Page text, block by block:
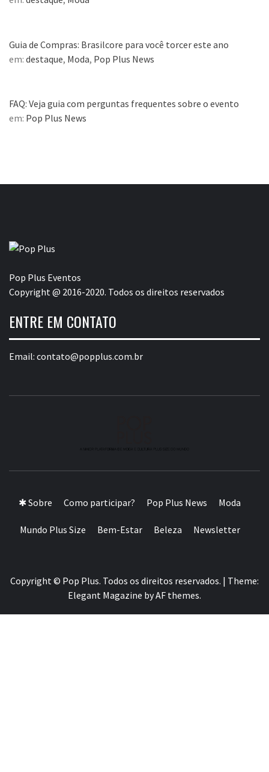
Guia de Compras: Brasilcore para você torcer este ano
em: destaque, Moda, Pop Plus News
FAQ: Veja guia com perguntas frequentes sobre o evento
em: Pop Plus News
Pop Plus Eventos
Copyright @ 2016-2020. Todos os direitos reservados
ENTRE EM CONTATO
Email: contato@popplus.com.br
✱ Sobre Como participar? Pop Plus News Moda
Mundo Plus Size Bem-Estar Beleza Newsletter
Copyright © Pop Plus. Todos os direitos reservados. | Theme:
Elegant Magazine byAF themes.